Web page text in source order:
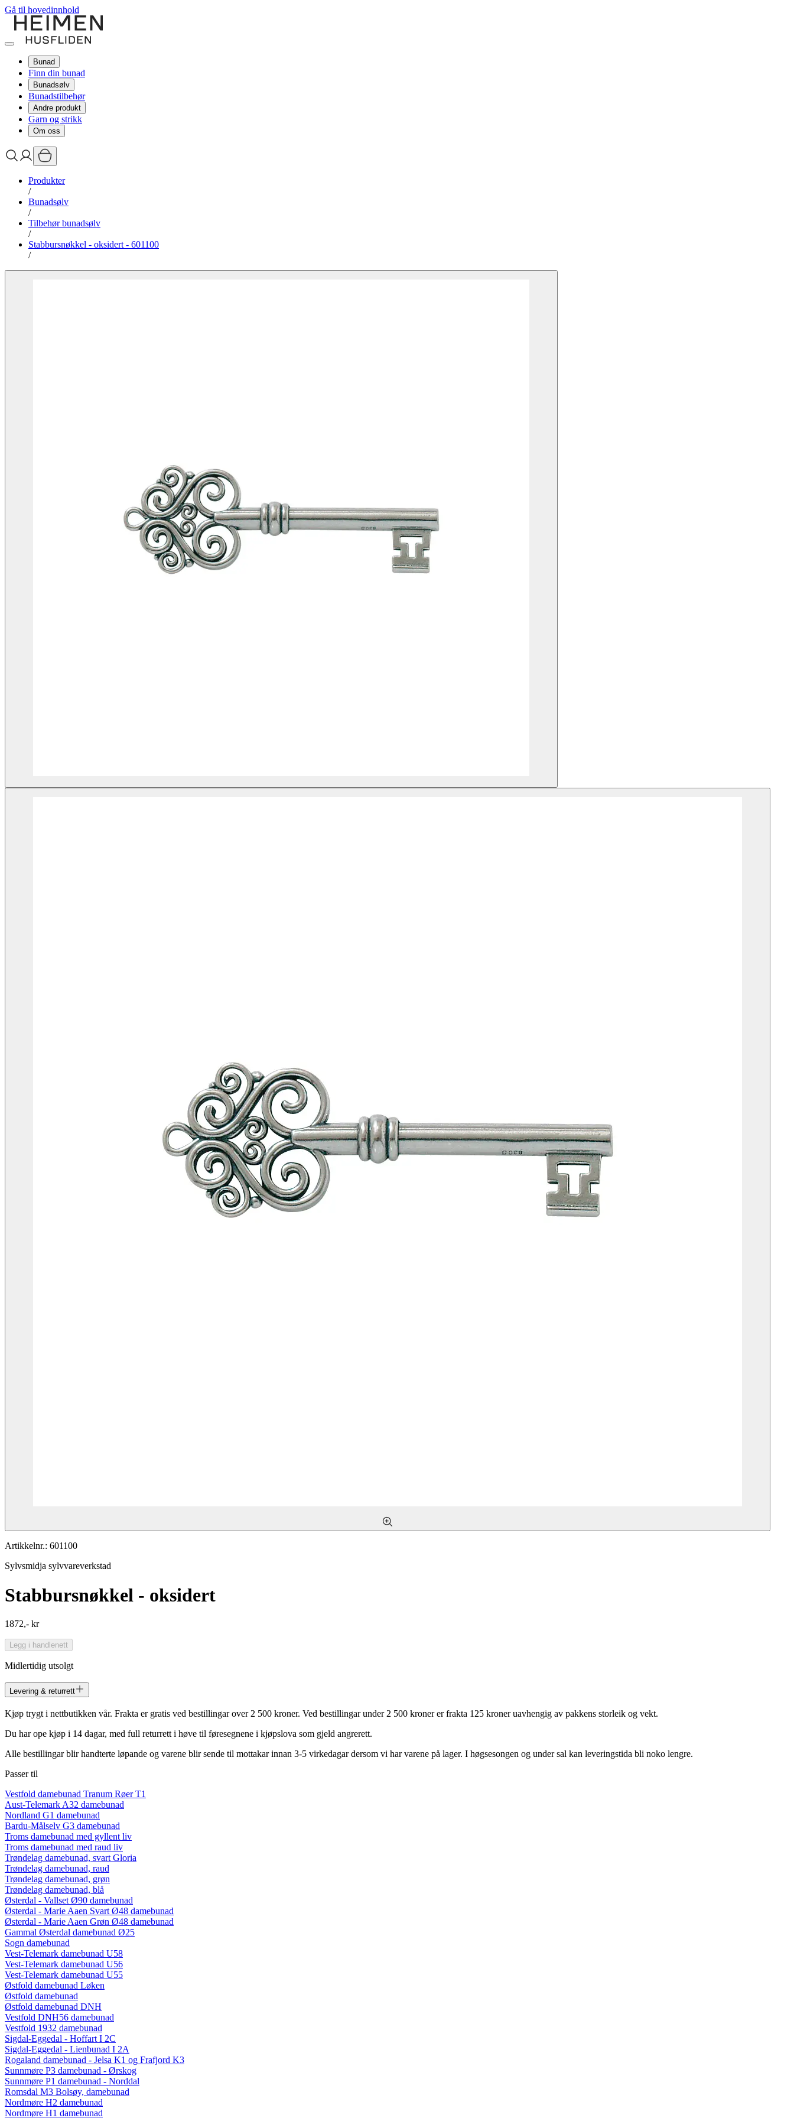
Gå til hovedinnhold
Bunad
Finn din bunad
Bunadsølv
Bunadstilbehør
Andre produkt
Garn og strikk
Om oss
Produkter
/
Bunadsølv
/
Tilbehør bunadsølv
/
Stabbursnøkkel - oksidert - 601100
/
Artikkelnr.: 601100
Sylvsmidja sylvvareverkstad
Stabbursnøkkel - oksidert
1872,- kr
Legg i handlenett
Midlertidig utsolgt
Levering & returrett
Kjøp trygt i nettbutikken vår. Frakta er gratis ved bestillingar over 2 500 kroner. Ved bestillingar under 2 500 kroner er frakta 125 kroner uavhengig av pakkens storleik og vekt.
Du har ope kjøp i 14 dagar, med full returrett i høve til føresegnene i kjøpslova som gjeld angrerett.
Alle bestillingar blir handterte løpande og varene blir sende til mottakar innan 3-5 virkedagar dersom vi har varene på lager. I høgsesongen og under sal kan leveringstida bli noko lengre.
Passer til
Vestfold damebunad Tranum Røer T1
Aust-Telemark A32 damebunad
Nordland G1 damebunad
Bardu-Målselv G3 damebunad
Troms damebunad med gyllent liv
Troms damebunad med raud liv
Trøndelag damebunad, svart Gloria
Trøndelag damebunad, raud
Trøndelag damebunad, grøn
Trøndelag damebunad, blå
Østerdal - Vallset Ø90 damebunad
Østerdal - Marie Aaen Svart Ø48 damebunad
Østerdal - Marie Aaen Grøn Ø48 damebunad
Gammal Østerdal damebunad Ø25
Sogn damebunad
Vest-Telemark damebunad U58
Vest-Telemark damebunad U56
Vest-Telemark damebunad U55
Østfold damebunad Løken
Østfold damebunad
Østfold damebunad DNH
Vestfold DNH56 damebunad
Vestfold 1932 damebunad
Sigdal-Eggedal - Hoffart I 2C
Sigdal-Eggedal - Lienbunad I 2A
Rogaland damebunad - Jelsa K1 og Frafjord K3
Sunnmøre P3 damebunad - Ørskog
Sunnmøre P1 damebunad - Norddal
Romsdal M3 Bolsøy, damebunad
Nordmøre H2 damebunad
Nordmøre H1 damebunad